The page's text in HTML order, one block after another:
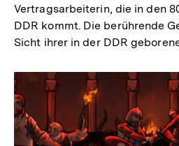
Vertragsarbeiterin, die in den
DDR kommt. Die berührende
Sicht ihrer in der DDR